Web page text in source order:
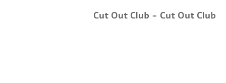
Cut Out Club - Cut Out Club